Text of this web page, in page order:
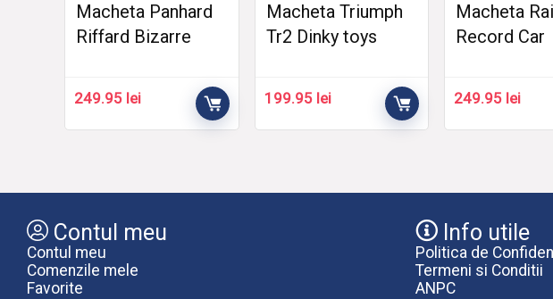
Macheta Panhard
Riffard Bizarre
249.95 lei
Macheta Triumph
Tr2 Dinky toys
199.95 lei
Macheta
Record Car
249.95 lei
Contul meu
Contul meu
Comenzile mele
Favorite
Info utile
Politica de
Termeni si Conditii
ANPC